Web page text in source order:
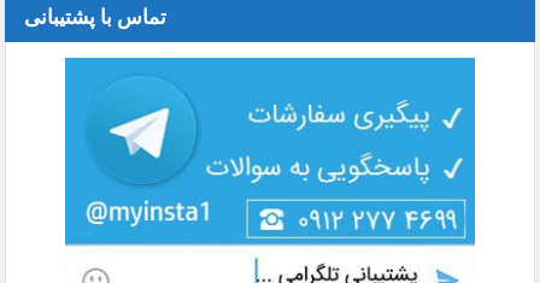
تماس با پشتیبانی